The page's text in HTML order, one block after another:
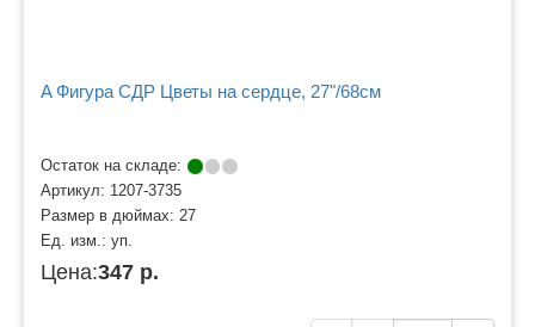
A Фигура СДР Цветы на сердце, 27"/68см
Остаток на складе:
Артикул: 1207-3735
Размер в дюймах: 27
Ед. изм.: уп.
Цена:347 р.